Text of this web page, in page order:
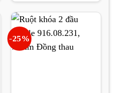
267.000₫.
-25%